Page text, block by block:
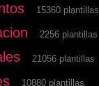
15360 plantillas
2256 plantillas
21056 plantillas
10880 plantillas